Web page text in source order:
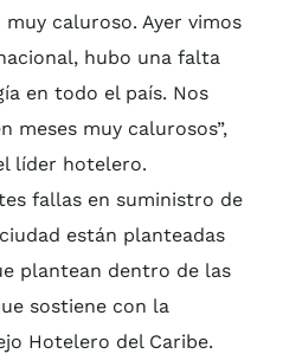
caluroso. Ayer vimos
hubo una falta
en todo el país. Nos
meses muy calurosos”,
líder hotelero.
fallas en suministro de
están planteadas
plantean dentro de las
sostiene con la
Hotelero del Caribe.